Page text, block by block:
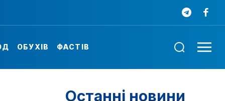
ОБУХІВ ФАСТІВ
Останні новини